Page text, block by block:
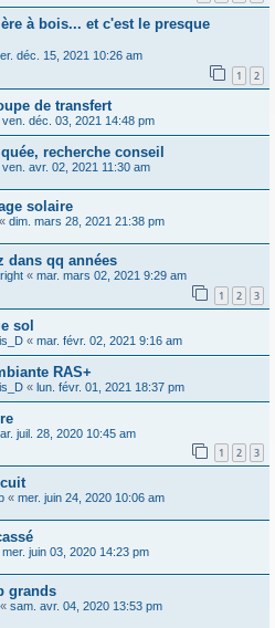
à bois... et c'est le presque
déc. 15, 2021 10:26 am
1 2
de transfert
ven. déc. 03, 2021 14:48 pm
recherche conseil
ven. avr. 02, 2021 11:30 am
solaire
« dim. mars 28, 2021 21:38 pm
dans qq années
« mar. mars 02, 2021 9:29 am
1 2 3
sol
« mar. févr. 02, 2021 9:16 am
RAS+
« lun. févr. 01, 2021 18:37 pm
juil. 28, 2020 10:45 am
1 2 3
« mer. juin 24, 2020 10:06 am
mer. juin 03, 2020 14:23 pm
grands
« sam. avr. 04, 2020 13:53 pm